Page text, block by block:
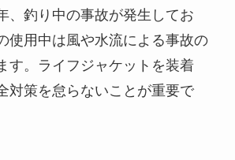
、釣り中の事故が発生してお
使用中は風や水流による事故の
す。ライフジャケットを装着
対策を怠らないことが重要で